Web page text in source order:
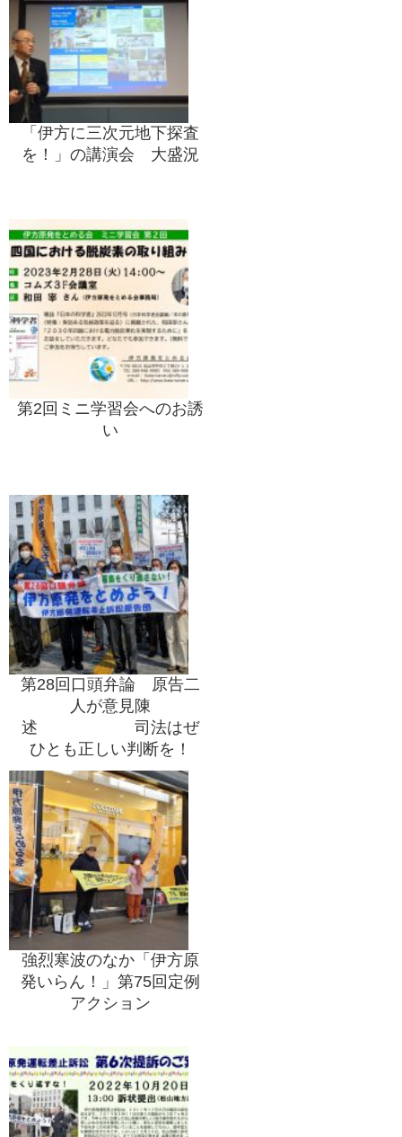
「伊方に三次元地下探査
を！」の講演会 大盛況
第2回ミニ学習会へのお誘
い
第28回口頭弁論 原告二
人が意見陳
述 司法はぜ
ひとも正しい判断を！
強烈寒波のなか「伊方原
発いらん！」第75回定例
アクション